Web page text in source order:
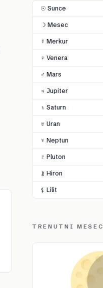
☉ Sunce
☽ Mesec
☿ Merkur
♀ Venera
♂ Mars
♃ Jupiter
♄ Saturn
♅ Uran
♆ Neptun
♇ Pluton
⚷ Hiron
⚸ Lilit
TRENUTNI MESEC